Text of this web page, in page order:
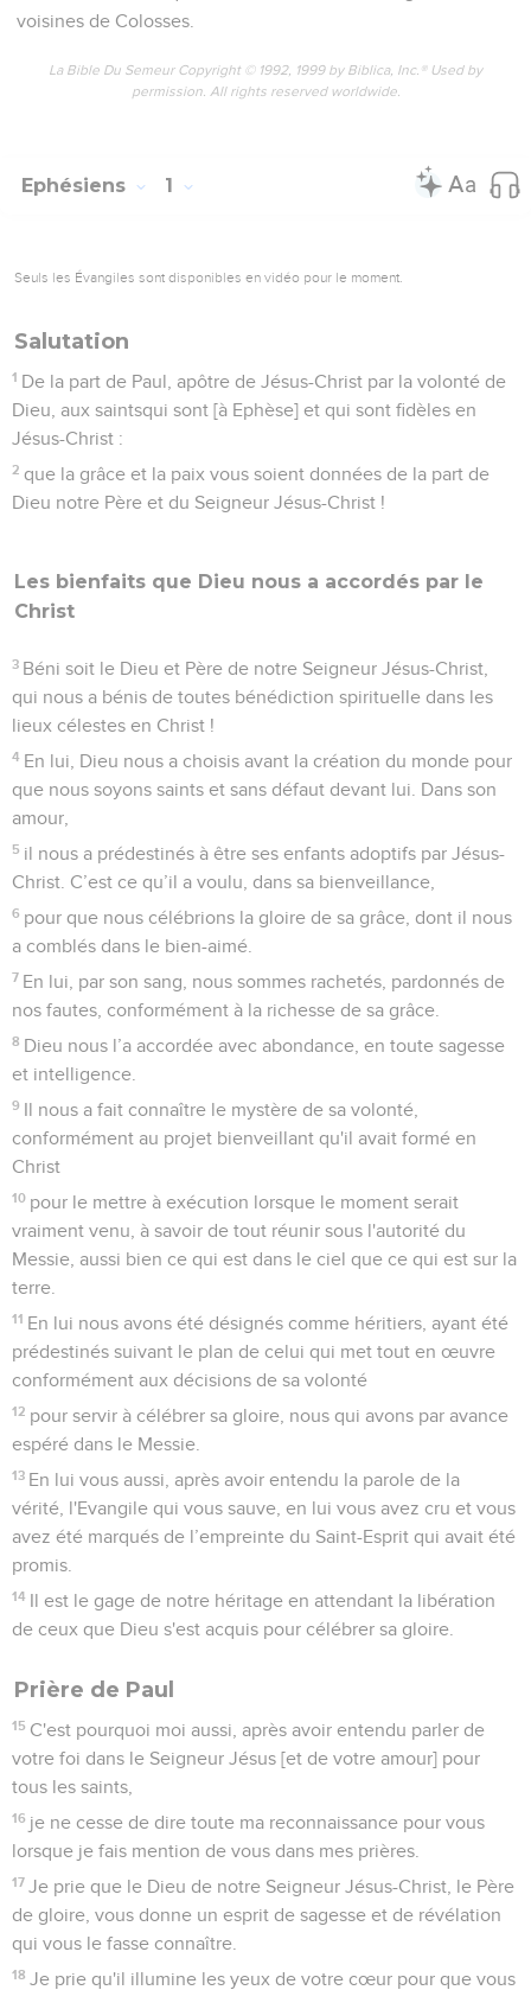
voisines de Colosses.
La Bible Du Semeur Copyright © 1992, 1999 by Biblica, Inc.® Used by
permission. All rights reserved worldwide.
Ephésiens 1
Seuls les Évangiles sont disponibles en vidéo pour le moment.
Salutation
1 De la part de Paul, apôtre de Jésus-Christ par la volonté de
Dieu, aux saintsqui sont [à Ephèse] et qui sont fidèles en
Jésus-Christ :
2 que la grâce et la paix vous soient données de la part de
Dieu notre Père et du Seigneur Jésus-Christ !
Les bienfaits que Dieu nous a accordés par le
Christ
3 Béni soit le Dieu et Père de notre Seigneur Jésus-Christ,
qui nous a bénis de toutes bénédiction spirituelle dans les
lieux célestes en Christ !
4 En lui, Dieu nous a choisis avant la création du monde pour
que nous soyons saints et sans défaut devant lui. Dans son
amour,
5 il nous a prédestinés à être ses enfants adoptifs par Jésus-
Christ. C’est ce qu’il a voulu, dans sa bienveillance,
6 pour que nous célébrions la gloire de sa grâce, dont il nous
a comblés dans le bien-aimé.
7 En lui, par son sang, nous sommes rachetés, pardonnés de
nos fautes, conformément à la richesse de sa grâce.
8 Dieu nous l’a accordée avec abondance, en toute sagesse
et intelligence.
9 Il nous a fait connaître le mystère de sa volonté,
conformément au projet bienveillant qu'il avait formé en
Christ
10 pour le mettre à exécution lorsque le moment serait
vraiment venu, à savoir de tout réunir sous l'autorité du
Messie, aussi bien ce qui est dans le ciel que ce qui est sur la
terre.
11 En lui nous avons été désignés comme héritiers, ayant été
prédestinés suivant le plan de celui qui met tout en œuvre
conformément aux décisions de sa volonté
12 pour servir à célébrer sa gloire, nous qui avons par avance
espéré dans le Messie.
13 En lui vous aussi, après avoir entendu la parole de la
vérité, l'Evangile qui vous sauve, en lui vous avez cru et vous
avez été marqués de l’empreinte du Saint-Esprit qui avait été
promis.
14 Il est le gage de notre héritage en attendant la libération
de ceux que Dieu s'est acquis pour célébrer sa gloire.
Prière de Paul
15 C'est pourquoi moi aussi, après avoir entendu parler de
votre foi dans le Seigneur Jésus [et de votre amour] pour
tous les saints,
16 je ne cesse de dire toute ma reconnaissance pour vous
lorsque je fais mention de vous dans mes prières.
17 Je prie que le Dieu de notre Seigneur Jésus-Christ, le Père
de gloire, vous donne un esprit de sagesse et de révélation
qui vous le fasse connaître.
18 Je prie qu'il illumine les yeux de votre cœur pour que vous